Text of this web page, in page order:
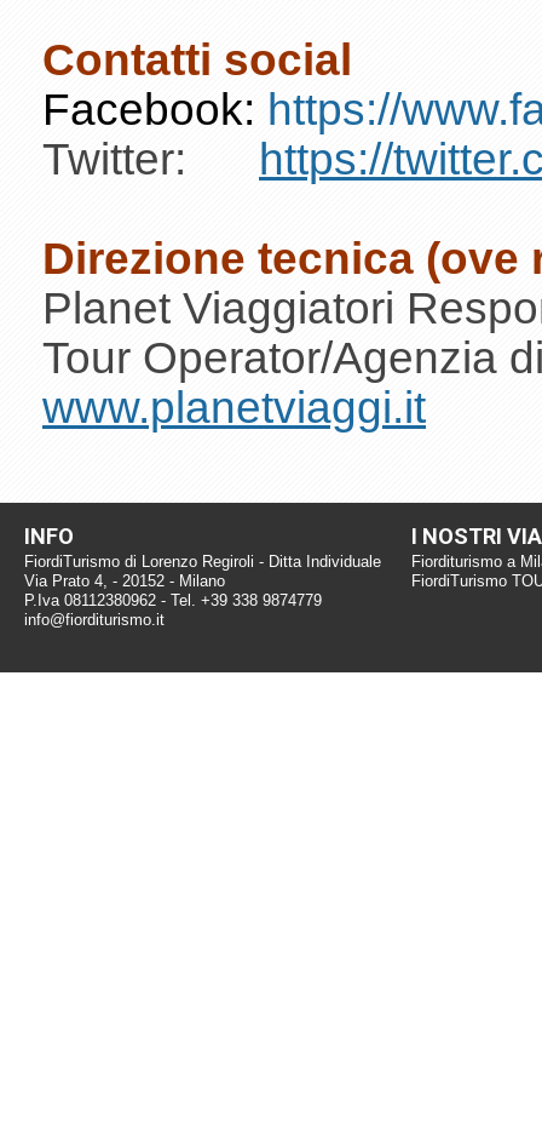
Contatti social
Facebook: https://
Twitter:
https://
Direzione tecnica
Planet Viaggiatori
Tour Operator/Agenzia
www.planetviaggi.it
INFO
FiordiTurismo di Lorenzo Regiroli - Ditta Individuale
Via Prato 4, - 20152 - Milano
P.Iva 08112380962 - Tel. +39 338 9874779
info@fiorditurismo.it
I NOSTRI
Fiorditurismo a
FiordiTurismo